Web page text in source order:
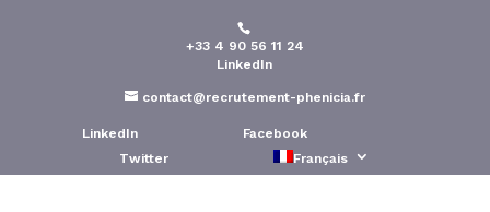
+33 4 90 56 11 24
LinkedIn
contact@recrutement-phenicia.fr
LinkedIn
Facebook
Twitter
Français
Kenya : le hub des talents
numériques africains
Publié le : 30 Juin 2026